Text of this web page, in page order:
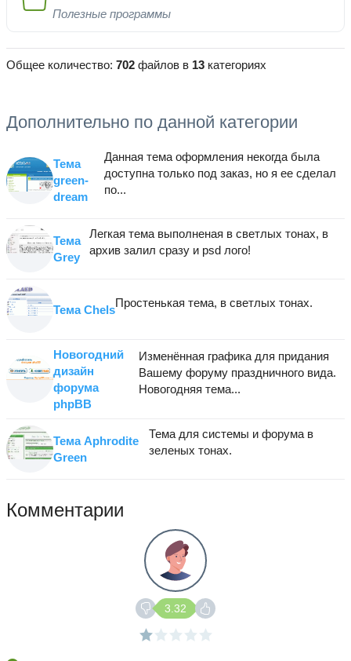
Полезные программы
Общее количество: 702 файлов в 13 категориях
Дополнительно по данной категории
Тема
green-
dream
Данная тема оформления некогда была
доступна только под заказ, но я ее сделал
по...
Тема
Grey
Легкая тема выполненая в светлых тонах, в
архив залил сразу и psd лого!
Тема Chels
Простенькая тема, в светлых тонах.
Новогодний
дизайн
форума
phpBB
Изменённая графика для придания
Вашему форуму праздничного вида.
Новогодняя тема...
Тема Aphrodite
Green
Тема для системы и форума в
зеленых тонах.
Комментарии
3.32